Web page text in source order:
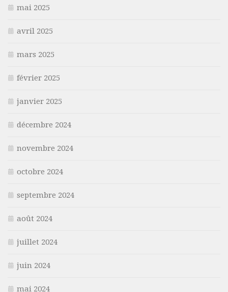
mai 2025
avril 2025
mars 2025
février 2025
janvier 2025
décembre 2024
novembre 2024
octobre 2024
septembre 2024
août 2024
juillet 2024
juin 2024
mai 2024